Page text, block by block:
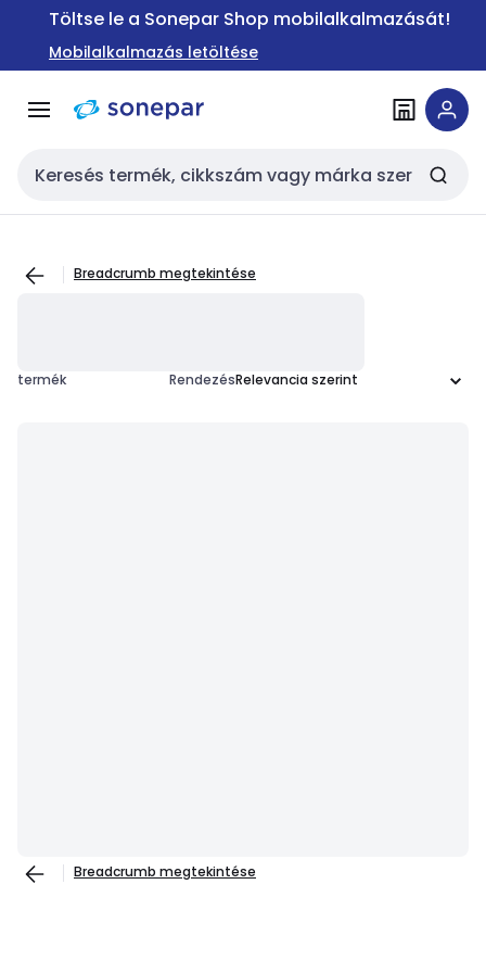
Ugrás a
Ugrás a
tartalomra
Töltse le a Sonepar Shop mobilalkalmazását!
Mobilalkalmazás letöltése
Keresési bemenet
Breadcrumb megtekintése
termék Rendezés
Breadcrumb megtekintése